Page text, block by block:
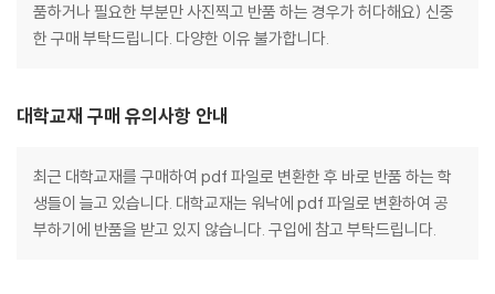
품하거나 필요한 부분만 사진찍고 반품 하는 경우가 허다해요) 신중
한 구매 부탁드립니다. 다양한 이유 불가합니다.
대학교재 구매 유의사항 안내
최근 대학교재를 구매하여 pdf 파일로 변환한 후 바로 반품 하는 학
생들이 늘고 있습니다. 대학교재는 워낙에 pdf 파일로 변환하여 공
부하기에 반품을 받고 있지 않습니다. 구입에 참고 부탁드립니다.